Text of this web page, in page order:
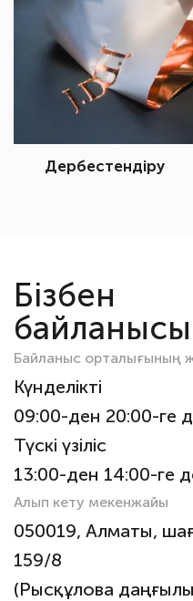
Дербестендіру
Бізбен
Байланыс орталығының
Күнделікті
09:00-ден 20:00-ге
Түскі үзіліс
13:00-ден 14:00-ге
Алып кету мекенжайы
050019, Алматы,
159/8
(Рысқұлова